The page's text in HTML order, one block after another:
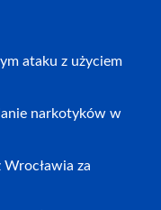
ataku z użyciem
narkotyków w
za